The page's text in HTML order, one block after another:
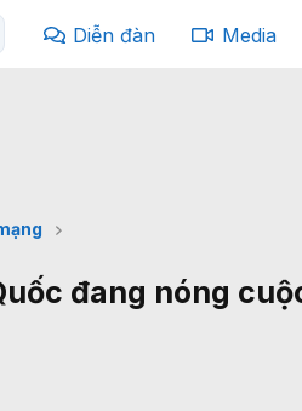
Diễn đàn Media
đang nóng